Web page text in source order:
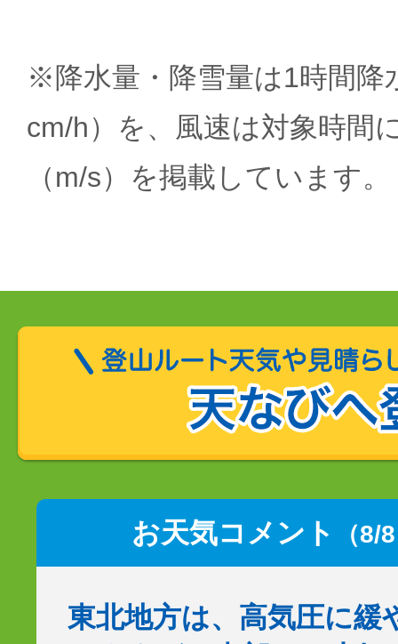
※降水量・降雪量は1時間降
cm/h）を、風速は対象時間
（m/s）を掲載しています。
お天気コメント （8/
東北地方は、高気圧に緩